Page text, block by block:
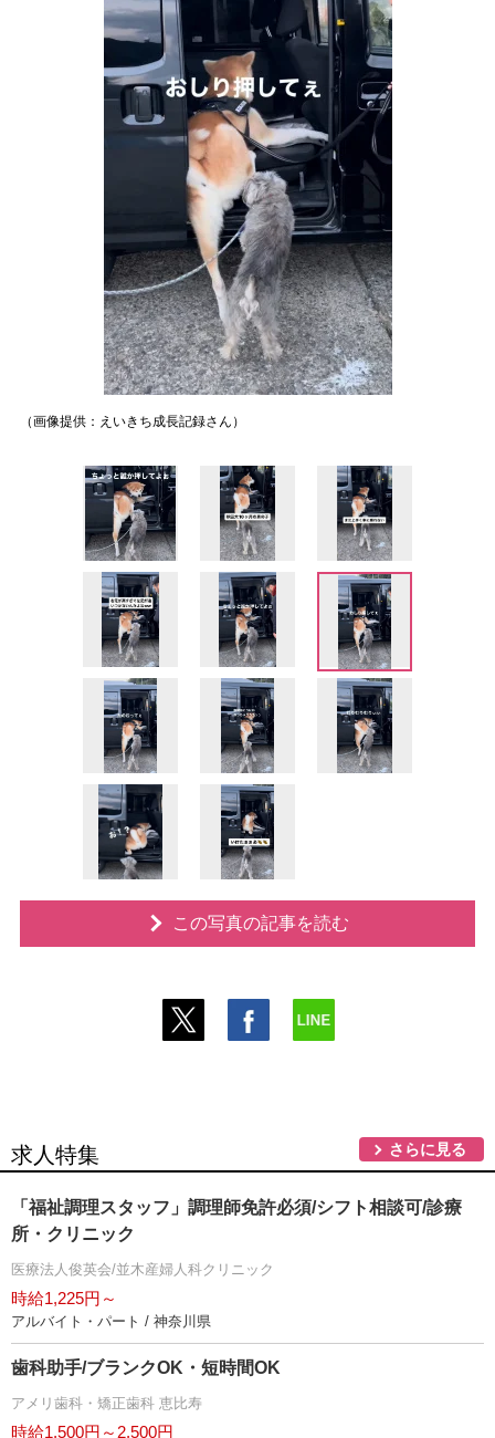
（画像提供：えいきち成長記録さん）
この写真の記事を読む
求人特集 さらに見る
「福祉調理スタッフ」調理師免許必須/シフト相談可/診療
所・クリニック
医療法人俊英会/並木産婦人科クリニック
時給1,225円～
アルバイト・パート / 神奈川県
歯科助手/ブランクOK・短時間OK
アメリ歯科・矯正歯科 恵比寿
時給1,500円～2,500円